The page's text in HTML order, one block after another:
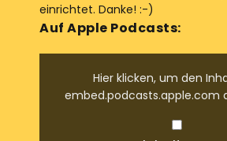
einrichtet. Danke! :-)
Auf Apple Podcasts:
Hier klicken, um den
embed.podcasts.apple.com